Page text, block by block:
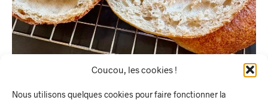
Coucou, les cookies !
Nous utilisons quelques cookies pour faire fonctionner la